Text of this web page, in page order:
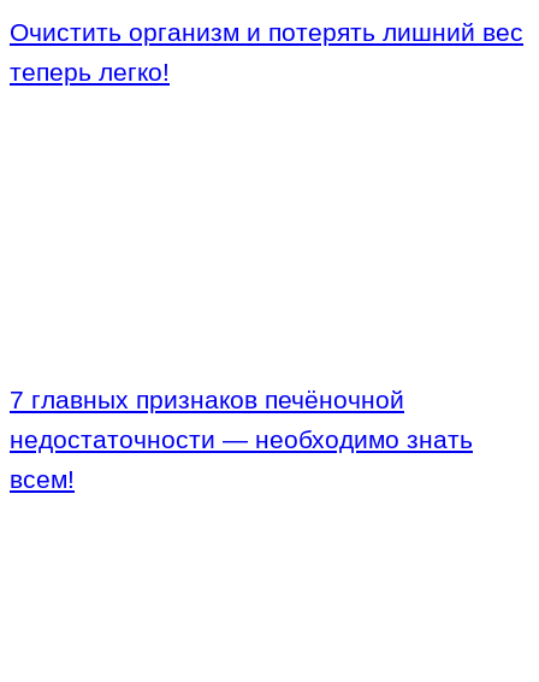
Очистить организм и потерять лишний вес
теперь легко!
7 главных признаков печёночной
недостаточности — необходимо знать
всем!